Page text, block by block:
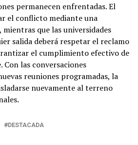
permanecen enfrentadas. El
el conflicto mediante una
que las universidades
salida deberá respetar el reclamo
el cumplimiento efectivo de
las conversaciones
reuniones programadas, la
nuevamente al terreno
DESTACADA